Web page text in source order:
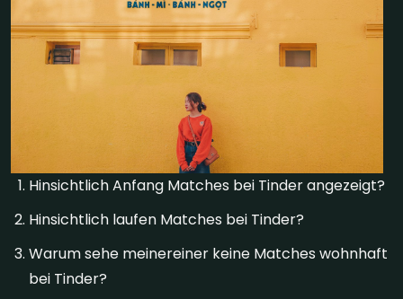
Hinsichtlich Anfang Matches bei Tinder angezeigt?
Hinsichtlich laufen Matches bei Tinder?
Warum sehe meinereiner keine Matches wohnhaft
bei Tinder?